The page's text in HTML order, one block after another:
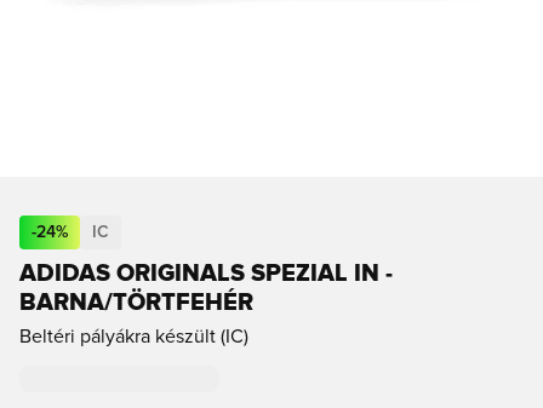
-24% IC
ADIDAS ORIGINALS SPEZIAL IN -
BARNA/TÖRTFEHÉR
Beltéri pályákra készült (IC)